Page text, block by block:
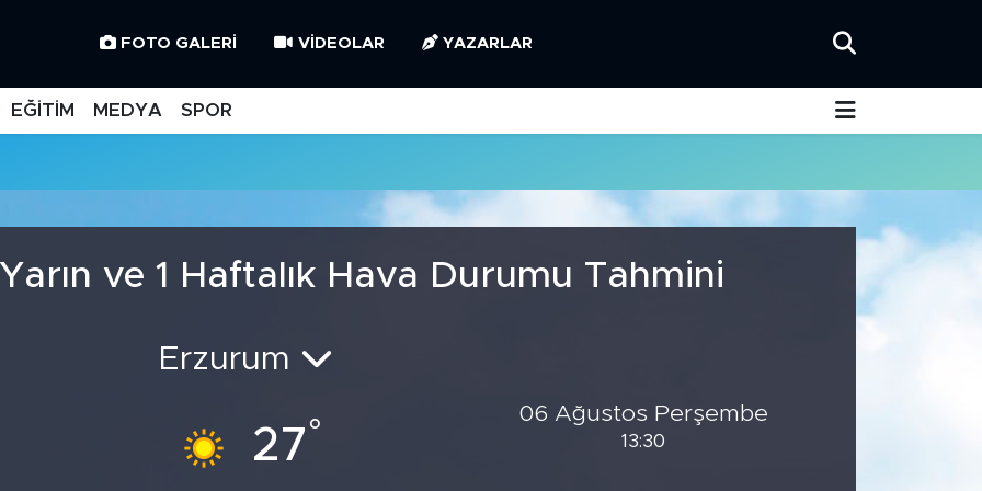
FOTO GALERI VIDEOLAR YAZARLAR
EĞİTİM MEDYA SPOR
Yarın ve 1 Haftalık Hava Durumu Tahmini
Erzurum
27°
06 Ağustos Perşembe
13:30